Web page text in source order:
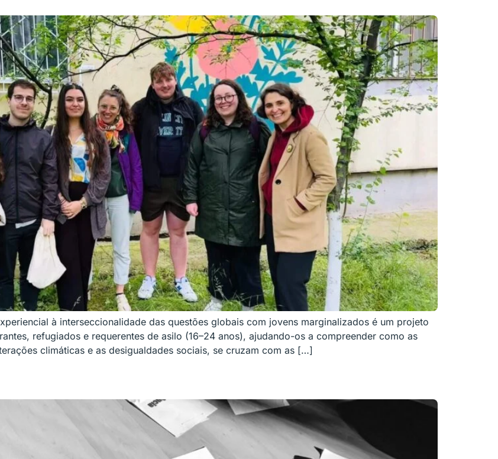
à interseccionalidade das questões globais com jovens marginalizados é um projeto
refugiados e requerentes de asilo (16–24 anos), ajudando-os a compreender como as
climáticas e as desigualdades sociais, se cruzam com as […]